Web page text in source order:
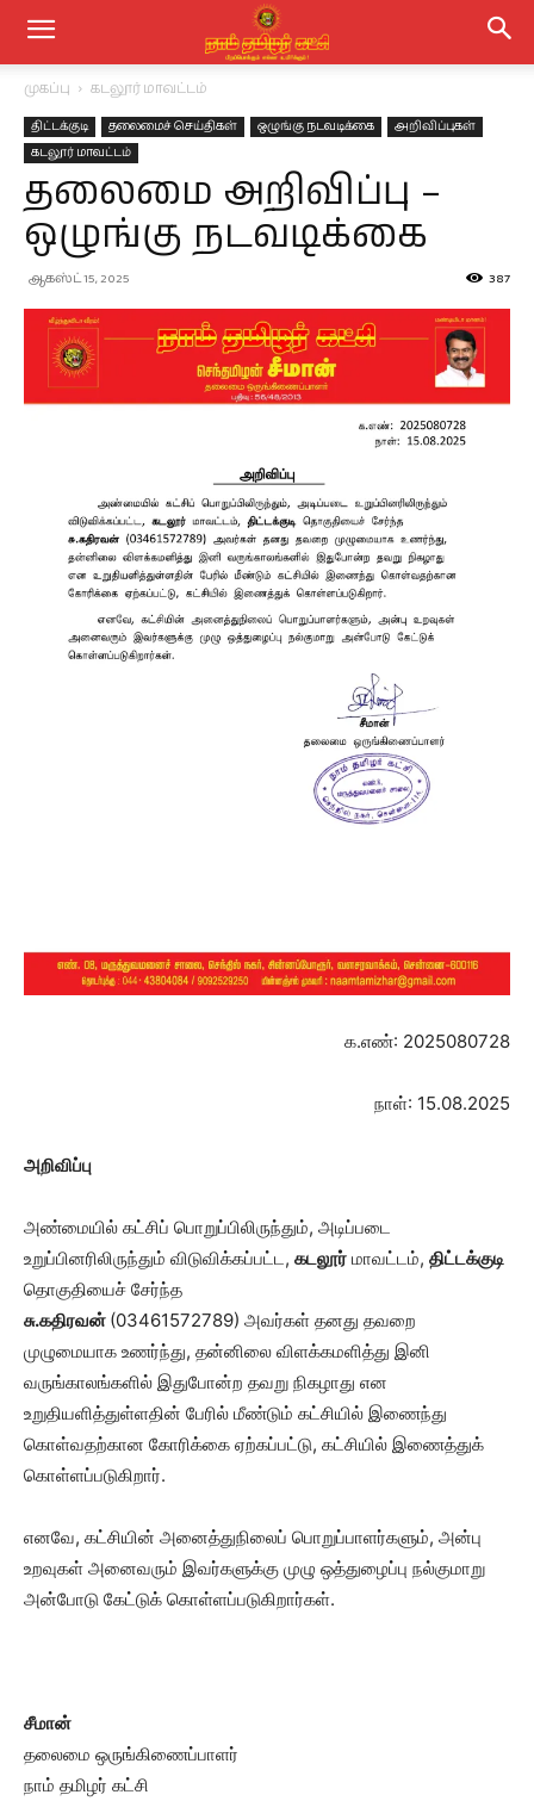
முகப்பு கடலூர் மாவட்டம்
திட்டக்குடி தலைமைச் செய்திகள் ஒழுங்கு நடவடிக்கை
அறிவிப்புகள்
கடலூர் மாவட்டம்
தலைமை அறிவிப்பு –
ஒழுங்கு நடவடிக்கை
ஆகஸ்ட் 15, 2025 387
க.எண்: 2025080728
நாள்: 15.08.2025
அறிவிப்பு
அண்மையில் கட்சிப் பொறுப்பிலிருந்தும், அடிப்படை
உறுப்பினரிலிருந்தும் விடுவிக்கப்பட்ட, கடலூர் மாவட்டம், திட்டக்குடி
தொகுதியைச் சேர்ந்த
சு.கதிரவன் (03461572789) அவர்கள் தனது தவறை
முழுமையாக உணர்ந்து, தன்னிலை விளக்கமளித்து இனி
வருங்காலங்களில் இதுபோன்ற தவறு நிகழாது என
உறுதியளித்துள்ளதின் பேரில் மீண்டும் கட்சியில் இணைந்து
கொள்வதற்கான கோரிக்கை ஏற்கப்பட்டு, கட்சியில் இணைத்துக்
கொள்ளப்படுகிறார்.
எனவே, கட்சியின் அனைத்துநிலைப் பொறுப்பாளர்களும், அன்பு
உறவுகள் அனைவரும் இவர்களுக்கு முழு ஒத்துழைப்பு நல்குமாறு
அன்போடு கேட்டுக் கொள்ளப்படுகிறார்கள்.
சீமான்
தலைமை ஒருங்கிணைப்பாளர்
நாம் தமிழர் கட்சி